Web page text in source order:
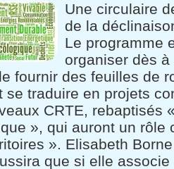
Une circulaire
de la
Le programme
organiser dès
fournir des feuilles de
se traduire en projets
CRTE, rebaptisés
», qui auront un rôle
». Elisabeth
que si elle